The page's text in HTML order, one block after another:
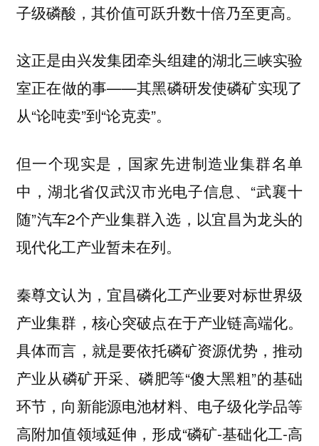
子级磷酸，其价值可跃升数十倍乃至更高。
这正是由兴发集团牵头组建的湖北三峡实验
室正在做的事——其黑磷研发使磷矿实现了
从“论吨卖”到“论克卖”。
但一个现实是，国家先进制造业集群名单
中，湖北省仅武汉市光电子信息、“武襄十
随”汽车2个产业集群入选，以宜昌为龙头的
现代化工产业暂未在列。
秦尊文认为，宜昌磷化工产业要对标世界级
产业集群，核心突破点在于产业链高端化。
具体而言，就是要依托磷矿资源优势，推动
产业从磷矿开采、磷肥等“傻大黑粗”的基础
环节，向新能源电池材料、电子级化学品等
高附加值领域延伸，形成“磷矿-基础化工-高